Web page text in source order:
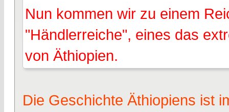
Nun kommen wir zu einem
"Händlerreiche", eines das
von Äthiopien.
Die Geschichte Äthiopiens ist